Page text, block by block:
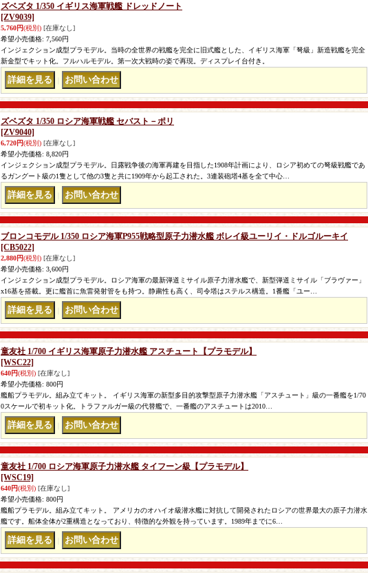
ズベズタ 1/350 イギリス海軍戦艦 ドレッドノート
[ZV9039]
5,760円(税別) [在庫なし]
希望小売価格: 7,560円
インジェクション成型プラモデル。当時の全世界の戦艦を完全に旧式艦とした、イギリス海軍「弩級」新造戦艦を完全
新金型でキット化。フルハルモデル。第一次大戦時の姿で再現。ディスプレイ台付き。
ズベズタ 1/350 ロシア海軍戦艦 セバスト－ポリ
[ZV9040]
6,720円(税別) [在庫なし]
希望小売価格: 8,820円
インジェクション成型プラモデル。日露戦争後の海軍再建を目指した1908年計画により、ロシア初めての弩級戦艦であ
るガングート級の1隻として他の3隻と共に1909年から起工された。3連装砲塔4基を全て中心…
ブロンコモデル 1/350 ロシア海軍P955戦略型原子力潜水艦 ボレイ級ユーリイ・ドルゴルーキイ
[CB5022]
2,880円(税別) [在庫なし]
希望小売価格: 3,600円
インジェクション成型プラモデル。ロシア海軍の最新弾道ミサイル原子力潜水艦で、新型弾道ミサイル「ブラヴァー」
x16基を搭載。更に艦首に魚雷発射管をも持つ。静粛性も高く、司令塔はステルス構造。1番艦「ユー…
童友社 1/700 イギリス海軍原子力潜水艦 アスチュート【プラモデル】
[WSC22]
640円(税別) [在庫なし]
希望小売価格: 800円
艦船プラモデル。組み立てキット。 イギリス海軍の新型多目的攻撃型原子力潜水艦「アスチュート」級の一番艦を1/70
0スケールで初キット化。トラファルガー級の代替艦で、一番艦のアスチュートは2010…
童友社 1/700 ロシア海軍原子力潜水艦 タイフーン級【プラモデル】
[WSC19]
640円(税別) [在庫なし]
希望小売価格: 800円
艦船プラモデル。組み立てキット。 アメリカのオハイオ級潜水艦に対抗して開発されたロシアの世界最大の原子力潜水
艦です。船体全体が2重構造となっており、特徴的な外観を持っています。1989年までに6…